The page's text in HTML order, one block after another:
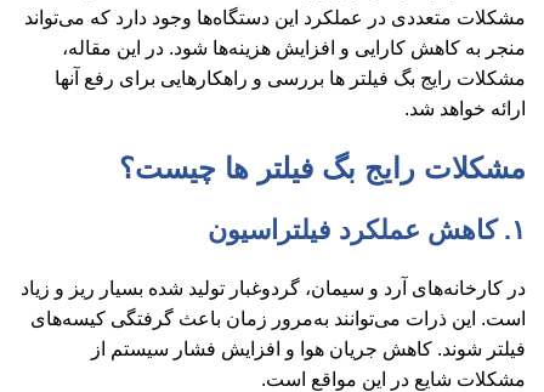
مشکلات متعددی در عملکرد این دستگاه‌ها وجود دارد که می‌تواند
منجر به کاهش کارایی و افزایش هزینه‌ها شود. در این مقاله،
مشکلات رایج بگ فیلتر ها بررسی و راهکارهایی برای رفع آنها
ارائه خواهد شد.
مشکلات رایج بگ فیلتر ها چیست؟
۱. کاهش عملکرد فیلتراسیون
در کارخانه‌های آرد و سیمان، گردوغبار تولید شده بسیار ریز و زیاد
است. این ذرات می‌توانند به‌مرور زمان باعث گرفتگی کیسه‌های
فیلتر شوند. کاهش جریان هوا و افزایش فشار سیستم از
مشکلات شایع در این مواقع است.